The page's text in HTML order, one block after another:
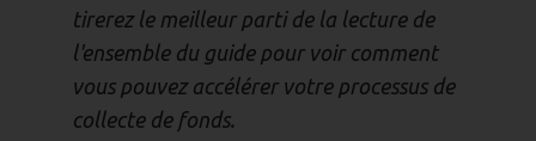
tirerez le meilleur parti de la lecture de
l'ensemble du guide pour voir comment
vous pouvez accélérer votre processus de
collecte de fonds.